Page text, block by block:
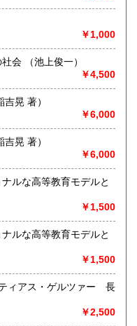
んや閑古堂（かんこど
サブカルチャー、雑
ャンルの古本を並べてい
ものもお気軽にご相談
っ越し、片付けなど
￥1,000
公共善の彼方に 後期中世シエナの社会 （池上俊一）
￥4,500
史―明治から戦後へ （稲吉晃 著）
￥6,000
史―明治から戦後へ （稲吉晃 著）
￥6,000
ルな高等教育モデルと
￥1,500
ルな高等教育モデルと
￥1,500
￥2,500